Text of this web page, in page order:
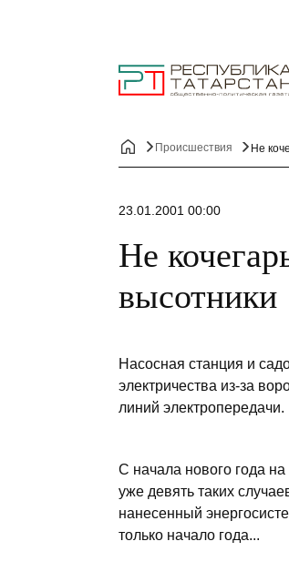
Происшествия Не
23.01.2001 00:00
Не
высотники
Насосная станция и
электричества из-за
линий электропередачи.
С начала нового года
уже девять таких
нанесенный
только начало года...